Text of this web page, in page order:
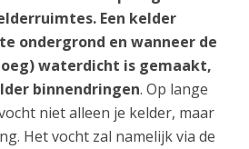
Een kelder
ondergrond en wanneer de
waterdicht is gemaakt,
binnendringen. Op lange
niet alleen je kelder, maar
Het vocht zal namelijk via de